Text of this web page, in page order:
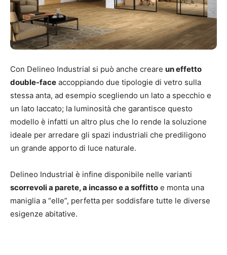
Con Delineo Industrial si può anche creare un effetto
double-face accoppiando due tipologie di vetro sulla
stessa anta, ad esempio scegliendo un lato a specchio e
un lato laccato; la luminosità che garantisce questo
modello è infatti un altro plus che lo rende la soluzione
ideale per arredare gli spazi industriali che prediligono
un grande apporto di luce naturale.
Delineo Industrial è infine disponibile nelle varianti
scorrevoli a parete, a incasso e a soffitto e monta una
maniglia a “elle”, perfetta per soddisfare tutte le diverse
esigenze abitative.